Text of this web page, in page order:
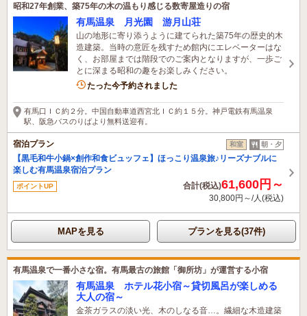
昭和27年創業、築75年の木の温もり感じる数寄屋造りの宿
有馬温泉 月光園 游月山荘
山の地形に寄り添うように建てられた築75年の歴史的木
造建築。当時の意匠を残すため館内にエレベーターはな
く、お部屋までは階段でのご案内となりますが、一歩ご
とに深まる昭和の趣をお楽しみください。
3名がこの宿を見ています
たった今予約されました
有馬口ＩＣ約２分。中国自動車道西宮北ＩＣ約１５分。神戸電鉄有馬温泉
駅、阪急バスのりばより無料送迎有。
宿泊プラン 和室 朝・夕
【黒毛和牛小鍋×創作和食ビュッフェ】ほっこり温泉旅♪リーズナブルに
楽しむ有馬温泉宿泊プラン
ポイントUP 合計(税込)61,600円～
30,800円～/人(税込)
MAPを見る プランを見る(37件)
有馬温泉で一番小さな宿。有馬最古の旅館「御所坊」が運営する小宿
有馬温泉 ホテル花小宿～貸切風呂が楽しめる
大人の宿～
金茶ガラスの淡い光、木のしなる音…。繊細な木造建築